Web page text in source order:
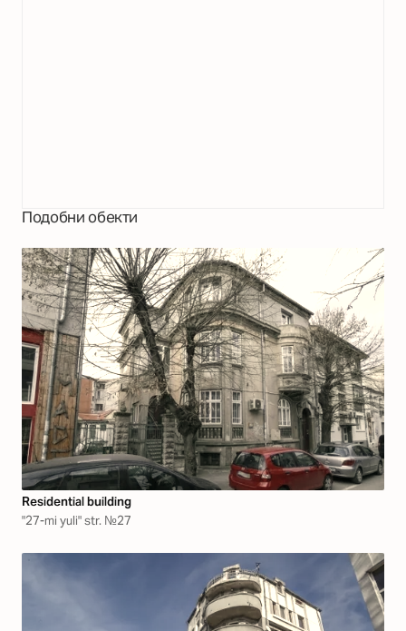
Подобни обекти
Residential building
"27-mi yuli" str. №27